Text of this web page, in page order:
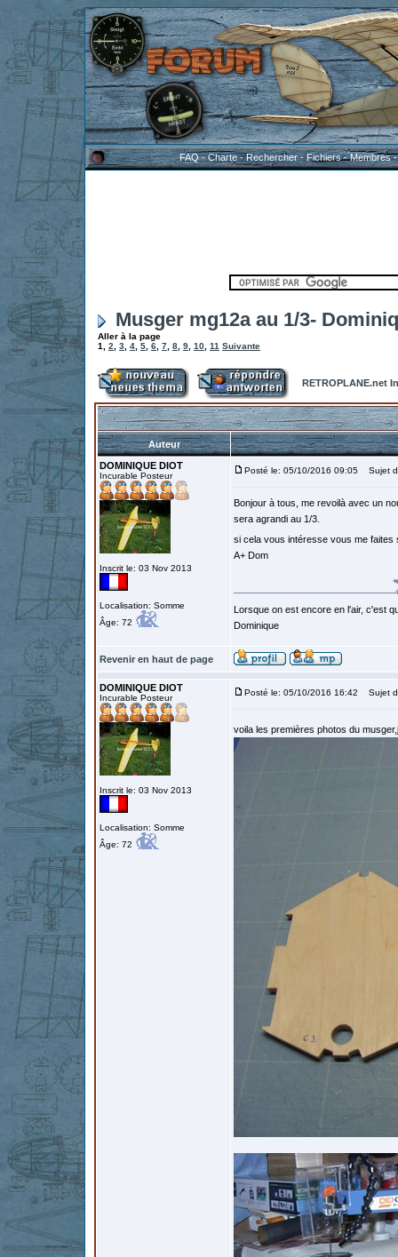
FAQ-Charte-Rechercher-Fichiers-Membres
Musger mg12a au 1/3-
Aller à la page
1
2 3 4 5 6 7 8 9 10 11 Suivante
RETROPLANE.net
Auteur
DOMINIQUE DIOT
Incurable Posteur
Inscrit le: 03 Nov 2013
Localisation: Somme
Âge: 72
Posté le: 05/10/2016 09:05 Sujet
Bonjour à tous, me revoilà avec un
sera agrandi au 1/3.
si cela vous intéresse vous me faites
A+ Dom
Lorsque on est encore en l'air, c'est
Dominique
Revenir en haut de page
DOMINIQUE DIOT
Incurable Posteur
Inscrit le: 03 Nov 2013
Localisation: Somme
Âge: 72
Posté le: 05/10/2016 16:42 Sujet
voila les premières photos du